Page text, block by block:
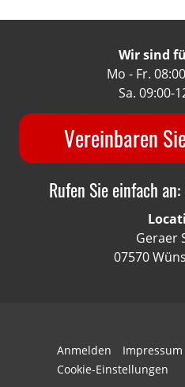
Wir sind
Mo - Fr.
Sa. 09:00-
Vereinbaren
Rufen Sie einfach
Geraer
07570
Anmelden Impressum
Cookie-Einstellungen